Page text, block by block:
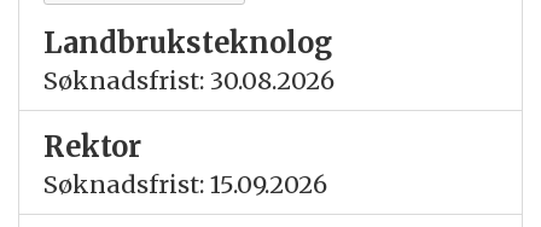
Landbruksteknolog
Søknadsfrist: 30.08.2026
Rektor
Søknadsfrist: 15.09.2026